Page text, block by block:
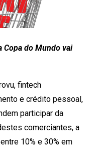
Copa do Mundo vai
fintech
e crédito pessoal,
participar da
comerciantes, a
10% e 30% em